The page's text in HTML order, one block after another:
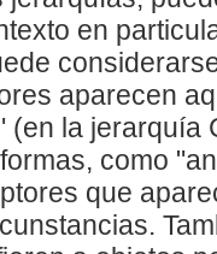
en
aparecen
(en la jerarquía
como
que